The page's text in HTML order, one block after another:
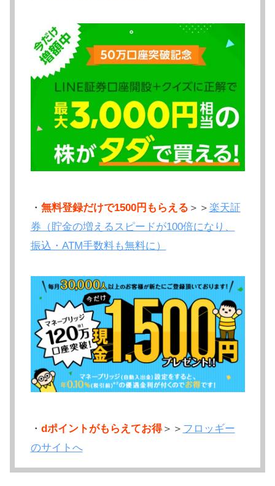
・ 無料登録だけで1500円もらえる ＞＞ 楽天証
券（貯金の増えるスピードが100倍になり、
振込・ATM手数料も無料に）
・ dポイントがもらえてお得＞＞ フロッギー
のサイトへ